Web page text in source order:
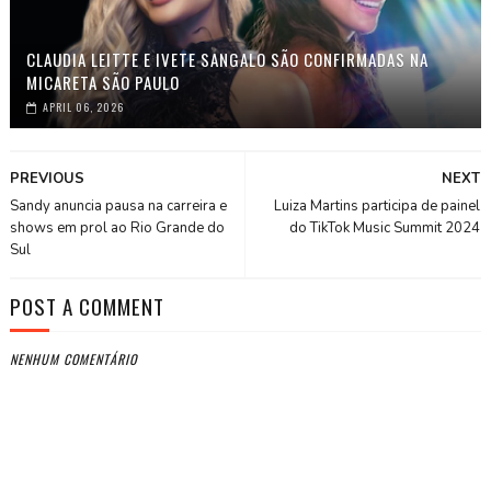
CLAUDIA LEITTE E IVETE SANGALO SÃO CONFIRMADAS NA
MICARETA SÃO PAULO
APRIL 06, 2026
NEXT
Luiza Martins participa de painel
do TikTok Music Summit 2024
PREVIOUS
Sandy anuncia pausa na carreira e
shows em prol ao Rio Grande do
Sul
POST A COMMENT
NENHUM COMENTÁRIO